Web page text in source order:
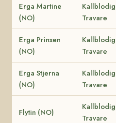
Erga Martine
(NO)
Kallblodig
Travare
Erga Prinsen
(NO)
Kallblodig
Travare
Erga Stjerna
(NO)
Kallblodig
Travare
Flytin (NO)
Kallblodig
Travare